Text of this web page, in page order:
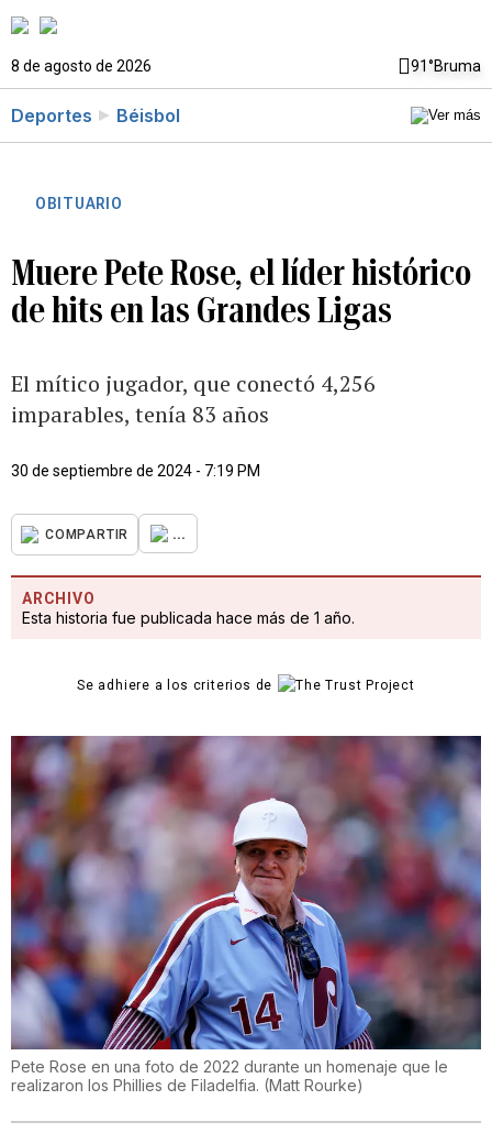
8 de agosto de 2026 91°Bruma
Deportes Béisbol
OBITUARIO
Muere Pete Rose, el líder histórico
de hits en las Grandes Ligas
El mítico jugador, que conectó 4,256
imparables, tenía 83 años
30 de septiembre de 2024 - 7:19 PM
COMPARTIR ...
ARCHIVO
Esta historia fue publicada hace más de 1 año.
Se adhiere a los criterios de
Pete Rose en una foto de 2022 durante un homenaje que le
realizaron los Phillies de Filadelfia. (Matt Rourke)